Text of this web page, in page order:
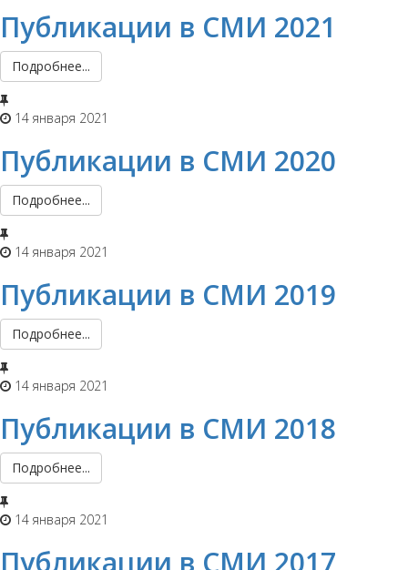
Публикации в СМИ 2021
Подробнее...
14 января 2021
Публикации в СМИ 2020
Подробнее...
14 января 2021
Публикации в СМИ 2019
Подробнее...
14 января 2021
Публикации в СМИ 2018
Подробнее...
14 января 2021
Публикации в СМИ 2017